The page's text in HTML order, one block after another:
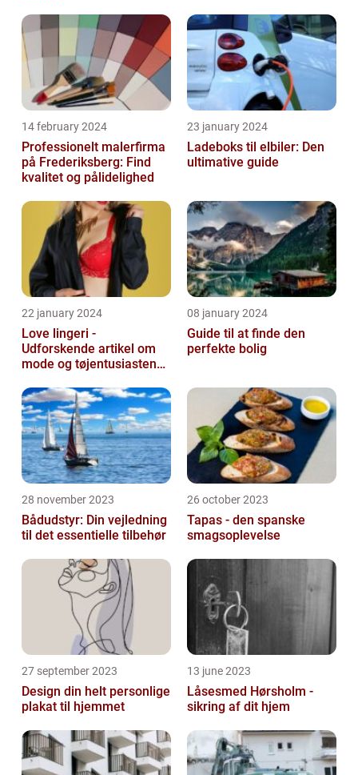
14 february 2024
Professionelt malerfirma
på Frederiksberg: Find
kvalitet og pålidelighed
23 january 2024
Ladeboks til elbiler: Den
ultimative guide
22 january 2024
Love lingeri -
Udforskende artikel om
mode og tøjentusiastens
08 january 2024
Guide til at finde den
perfekte bolig
28 november 2023
Bådudstyr: Din vejledning
til det essentielle tilbehør
26 october 2023
Tapas - den spanske
smagsoplevelse
27 september 2023
Design din helt personlige
plakat til hjemmet
13 june 2023
Låsesmed Hørsholm -
sikring af dit hjem